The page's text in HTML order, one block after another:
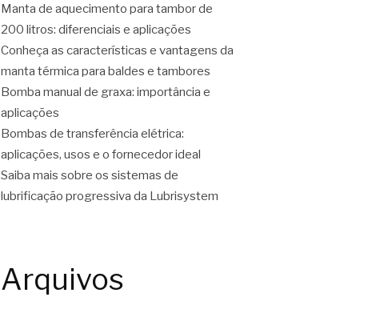
Manta de aquecimento para tambor de
200 litros: diferenciais e aplicações
Conheça as características e vantagens da
manta térmica para baldes e tambores
Bomba manual de graxa: importância e
aplicações
Bombas de transferência elétrica:
aplicações, usos e o fornecedor ideal
Saiba mais sobre os sistemas de
lubrificação progressiva da Lubrisystem
Arquivos